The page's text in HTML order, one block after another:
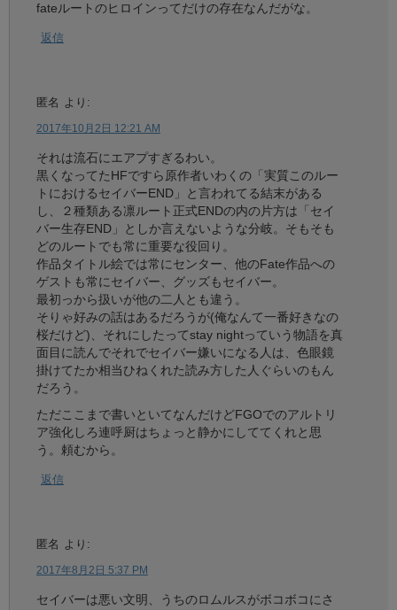
fateルートのヒロインってだけの存在なんだがな。
返信
匿名 より:
2017年10月2日 12:21 AM
それは流石にエアプすぎるわい。
黒くなってたHFですら原作者いわくの「実質このルー
トにおけるセイバーEND」と言われてる結末がある
し、２種類ある凛ルート正式ENDの内の片方は「セイ
バー生存END」としか言えないような分岐。そもそも
どのルートでも常に重要な役回り。
作品タイトル絵では常にセンター、他のFate作品への
ゲストも常にセイバー、グッズもセイバー。
最初っから扱いが他の二人とも違う。
そりゃ好みの話はあるだろうが(俺なんて一番好きなの
桜だけど)、それにしたってstay nightっていう物語を真
面目に読んでそれでセイバー嫌いになる人は、色眼鏡
掛けてたか相当ひねくれた読み方した人ぐらいのもん
だろう。
ただここまで書いといてなんだけどFGOでのアルトリ
ア強化しろ連呼厨はちょっと静かにしててくれと思
う。頼むから。
返信
匿名 より:
2017年8月2日 5:37 PM
セイバーは悪い文明、うちのロムルスがボコボコにさ